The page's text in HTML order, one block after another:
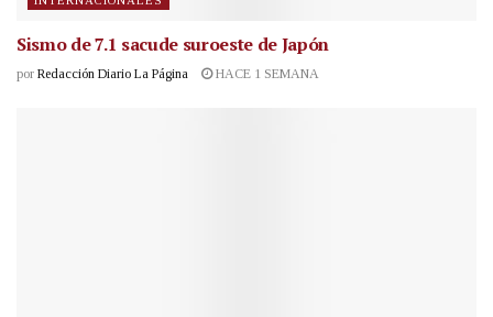
Sismo de 7.1 sacude suroeste de Japón
por Redacción Diario La Página HACE 1 SEMANA